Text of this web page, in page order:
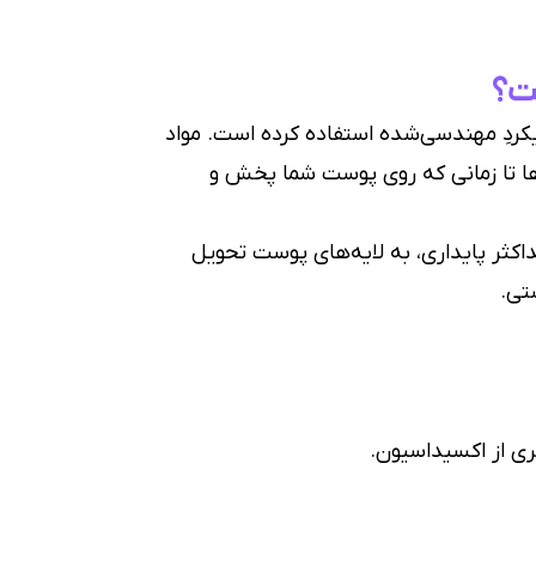
مهندسی‌شده استفاده کرده است. مواد
تا زمانی که روی پوست شما پخش و
پایداری، به لایه‌های پوست تحویل
از اکسیداسیون.